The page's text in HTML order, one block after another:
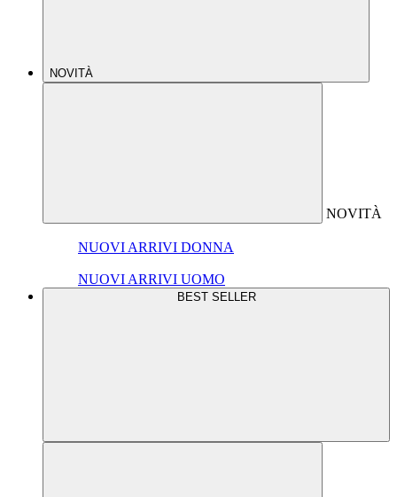
NOVITÀ
NOVITÀ
NUOVI ARRIVI DONNA
NUOVI ARRIVI UOMO
BEST SELLER